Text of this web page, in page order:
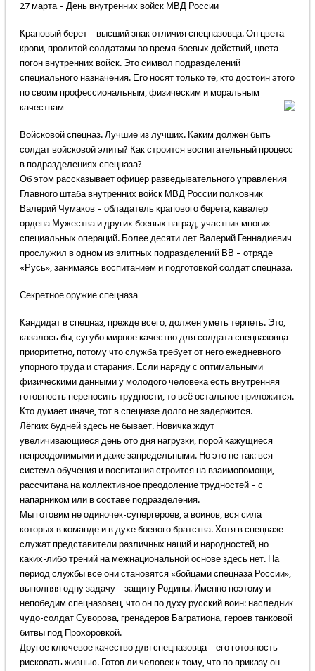
27 марта – День внутренних войск МВД России
Краповый берет – высший знак отличия спецназовца. Он цвета
крови, пролитой солдатами во время боевых действий, цвета
погон внутренних войск. Это символ подразделений
специального назначения. Его носят только те, кто достоин этого
по своим профессиональным, физическим и моральным
качествам
Войсковой спецназ. Лучшие из лучших. Каким должен быть
солдат войсковой элиты? Как строится воспитательный процесс
в подразделениях спецназа?
Об этом рассказывает офицер разведывательного управления
Главного штаба внутренних войск МВД России полковник
Валерий Чумаков – обладатель крапового берета, кавалер
ордена Мужества и других боевых наград, участник многих
специальных операций. Более десяти лет Валерий Геннадиевич
прослужил в одном из элитных подразделений ВВ – отряде
«Русь», занимаясь воспитанием и подготовкой солдат спецназа.
Секретное оружие спецназа
Кандидат в спецназ, прежде всего, должен уметь терпеть. Это,
казалось бы, сугубо мирное качество для солдата спецназовца
приоритетно, потому что служба требует от него ежедневного
упорного труда и старания. Если наряду с оптимальными
физическими данными у молодого человека есть внутренняя
готовность переносить трудности, то всё остальное приложится.
Кто думает иначе, тот в спецназе долго не задержится.
Лёгких будней здесь не бывает. Новичка ждут
увеличивающиеся день ото дня нагрузки, порой кажущиеся
непреодолимыми и даже запредельными. Но это не так: вся
система обучения и воспитания строится на взаимопомощи,
рассчитана на коллективное преодоление трудностей – с
напарником или в составе подразделения.
Мы готовим не одиночек-супергероев, а воинов, вся сила
которых в команде и в духе боевого братства. Хотя в спецназе
служат представители различных наций и народностей, но
каких-либо трений на межнациональной основе здесь нет. На
период службы все они становятся «бойцами спецназа России»,
выполняя одну задачу – защиту Родины. Именно поэтому и
непобедим спецназовец, что он по духу русский воин: наследник
чудо-солдат Суворова, гренадеров Багратиона, героев танковой
битвы под Прохоровкой.
Другое ключевое качество для спецназовца – его готовность
рисковать жизнью. Готов ли человек к тому, что по приказу он